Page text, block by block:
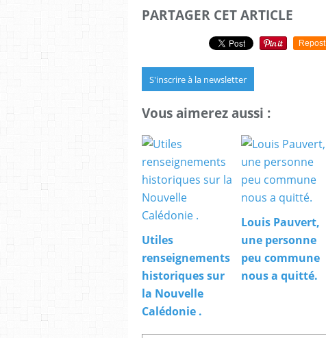
PARTAGER CET ARTICLE
Repost
S'inscrire à la newsletter
Vous aimerez aussi :
Utiles
renseignements
historiques sur
la Nouvelle
Calédonie .
Louis Pauvert,
une personne
peu commune
nous a quitté.